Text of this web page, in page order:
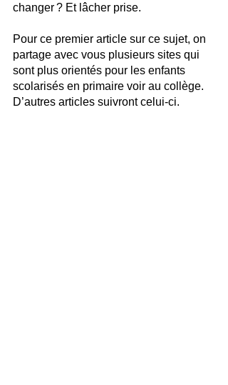
changer ? Et lâcher prise.
Pour ce premier article sur ce sujet, on
partage avec vous plusieurs sites qui
sont plus orientés pour les enfants
scolarisés en primaire voir au collège.
D’autres articles suivront celui-ci.